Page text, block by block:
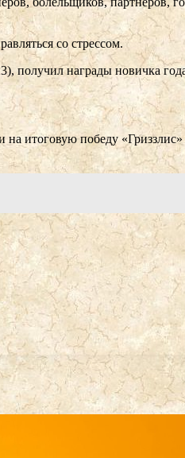
со стрессом.
получил награды новичка
итоговую победу